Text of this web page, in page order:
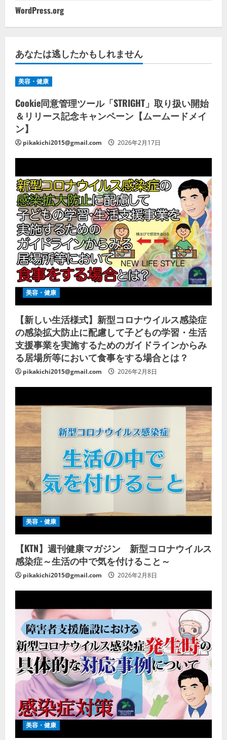
WordPress.org
あなたは逃したかもしれません
美容・健康
Cookie同意管理ツール「STRIGHT」取り扱い開始
＆リリース記念キャンペーン【ムームードメイ
ン】
pikakichi2015@gmail.com 2026年2月17日
美容・健康
【新しい生活様式】新型コロナウイルス感染症
の感染拡大防止に配慮して子どもの学習・生活
支援事業を実施するためのガイドラインからみ
る居場所等において食事をする場合とは？
pikakichi2015@gmail.com 2026年2月8日
美容・健康
【KTN】週刊健康マガジン 新型コロナウイルス
感染症～生活の中で気を付けること～
pikakichi2015@gmail.com 2026年2月8日
美容・健康